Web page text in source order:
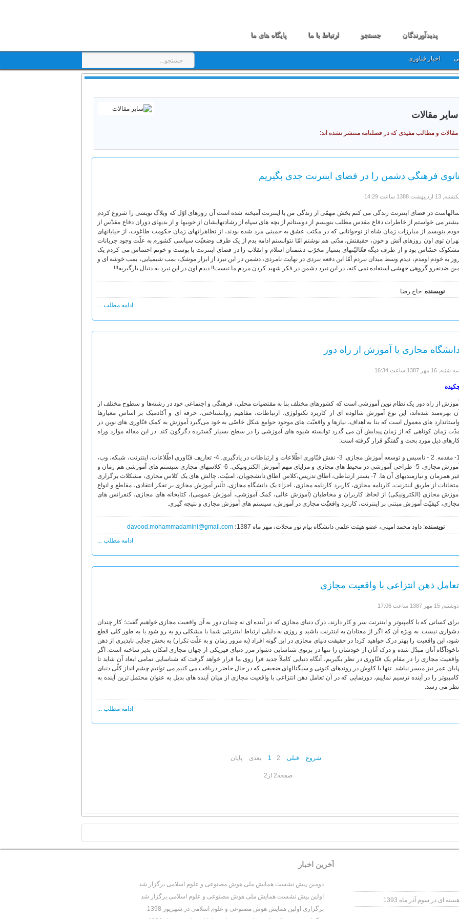
پدیدآورندگان جستجو ارتباط با ما پایگاه های ما
اخبار فناوری
سایر مقالات
مقالات و مطالب مفیدی که در فصلنامه منتشر نشده اند:
ناتوی فرهنگی دشمن را در فضای اینترنت جدی بگیریم
یکشنبه, 13 ارديبهشت 1388 ساعت 14:29
سالهاست در فضای اینترنت زندگی می کنم بخش مهمّی از زندگی من با اینترنت آمیخته شده است آن روزهای اوّل که وبلاگ نویسی را شروع کردم
می خواستم از خاطرات دفاع مقدس مطلب بنویسم از دوستانم از بچه های سپاه از رشادتهایشان از خوبیها و از بدیهای دوران دفاع مقدّس از
بنویسم از مبارزات زمان شاه از نوجوانانی که در مکتب عشق به خمینی مرد شده بودند، از تظاهراتهای زمان حکومت طاغوت، از خیابانهای
توی اون روزهای آتش و خون، حقیقتش، مدّتی هم نوشتم امّا نتوانستم ادامه بدم از یک طرف وضعیّت سیاسی کشورم به علّت وجود جریانات
حسّاس بود و از طرف دیگه فعّالیّتهای بسیار مخرّب دشمنان اسلام و انقلاب را در فضای اینترنت با پوست و خونم احساس می کردم یک
روز به خودم اومدم، دیدم وسط میدان نبردم أمّا این دفعه نبردی در نهایت نامردی، دشمن در این نبرد از ابزار موشک، بمب شیمیایی، بمب خوشه ای و
ضدنفرو گروهی جهشی استفاده نمی کنه، در این نبرد دشمن در فکر شهید کردن مردم ما نیست!! دیدم اون در این نبرد به دنبال یارگیریه!!!
نویسنده: حاج رضا
ادامه مطلب ...
دانشگاه مجازی یا آموزش از راه دور
شنبه, 16 مهر 1387 ساعت 16:34
آموزش از راه دور یک نظام نوین آموزشی است که کشورهای مختلف بنا به مقتضیات محلی، فرهنگی و اجتماعی خود در رشته‌ها و سطوح مختلف از
آن بهره‌مند شده‌اند، این نوع آموزش شالوده ای از کاربرد تکنولوژی، ارتباطات، مفاهیم روانشناختی، حرفه ای و آکادمیک بر اساس معیارها
واستاندارد های معمول است که بنا به اهداف، نیازها و واقعیّت های موجود جوامع شکل خاصّی به خود می‌گیرد آموزش به کمک فنّاوری های نوین در
زمان کوتاهی که از زمان پیدایش آن می گذرد توانسته شیوه های آموزشی را در سطح بسیار گسترده دگرگون کند. در این مقاله موارد وراه
ذیل مورد بحث و گفتگو قرار گرفته است:
1- مقدمه. 2 - تاسیس و توسعه آموزش مجازی. 3- نقش فنّاوری اطّلاعات و ارتباطات در یادگیری. 4- تعاریف فنّاوری اطّلاعات، اینترنت، شبکه، وب،
آموزش مجازی. 5- طراحی آموزشی در محیط های مجازی و مزایای مهم آموزش الکترونیکی. 6- کلاسهای مجازی سیستم های آموزشی هم زمان و
غیر همزمان و نیازمندیهای آن ها. 7- بستر ارتباطی، اطاق تدریس،کلاس اطاق دانشجویان، امنیّت، چالش های یک کلاس مجازی، مشکلات برگزاری
امتحانات از طریق اینترنت، کارنامه مجازی، کاربرد کارنامه مجازی، اجزاء یک دانشگاه مجازی، تأثیر آموزش مجازی بر تفکر انتقادی، مقاطع و انواع
آموزش مجازی (الکترونیکی) از لحاظ کاربران و مخاطبان (آموزش عالی، کمک آموزشی، آموزش عمومی)، کتابخانه های مجازی، کنفرانس های
کیفیّت آموزش مبتنی بر اینترنت، کاربرد واقعیّّت مجازی در آموزش، سیستم های آموزش مجازی و نتیجه گیری.
نویسنده: داود محمد امینی، عضو هیئت علمی دانشگاه پیام نور محلات، مهر ماه 1387؛
davood.mohammadamini@gmail.com
ادامه مطلب ...
تعامل ذهن انتزاعی با واقعیت مجازی
دوشنبه, 15 مهر 1387 ساعت 17:06
برای کسانی که با کامپیوتر و اینترنت سر و کار دارند، درک دنیای مجازی که در آینده ای نه چندان دور به آن واقعیت مجازی خواهیم گفت؛ کار چندان
دشواری نیست. به ویژه آن که اگر از معتادان به اینترنت باشید و روزی به دلیلی ارتباط اینترنتی شما با مشکلی رو به رو شود یا به طور کلی قطع
شود، این واقعیت را بهتر درک خواهید کرد! در حقیقت دنیای مجازی در این گونه افراد (به مرور زمان و به علّت تکرار) به بخش جدایی ناپذیری از ذهن
ناخودآگاه آنان مبدّل شده و درک آنان از خودشان را تنها در پرتوی شناسایی دشوار مرز دنیای فیزیکی از جهان مجازی امکان پذیر ساخته است. اگر
واقعیت مجازی را در مقام یک فنّاوری در نظر بگیریم، آنگاه دنیایی کاملاً‌ جدید فرا روی ما قرار خواهد گرفت که شناسایی تمامی ابعاد آن شاید تا
پایان عمر نیز میسر نباشد. تنها با کاوش در روندهای کنونی و سیگنال‎های ضعیفی که در حال حاضر دریافت می کنیم می توانیم چشم انداز کلّی دنیای
کامپیوتر را در آینده ترسیم نماییم، دورنمایی که در آن تعامل ذهن انتزاعی با واقعیت مجازی از میان آینده های بدیل به عنوان محتمل ترین آینده به
نظر می رسد.
ادامه مطلب ...
شروع قبلی 1 2 بعدی پایان
صفحه2 از2
آخرين اخبار
دومین پیش نشست همایش ملی هوش مصنوعی و علوم اسلامی برگزار شد
اولین پیش نشست همایش ملی هوش مصنوعی و علوم اسلامی برگزار شد
برگزاری اولین همایش هوش مصنوعی و علوم اسلامی در شهریور 1398